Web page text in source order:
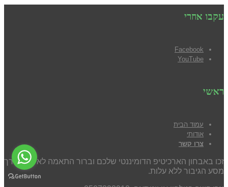
עקבו אחרי
Facebook
YouTube
ראשי
עמוד הבית
אודותי
צרו קשר
זכו באבחון הארכיטיפ הדומיננטי שלכם וברור התאמה לאימון בדרך
מסע הגיבור ללא עלות.